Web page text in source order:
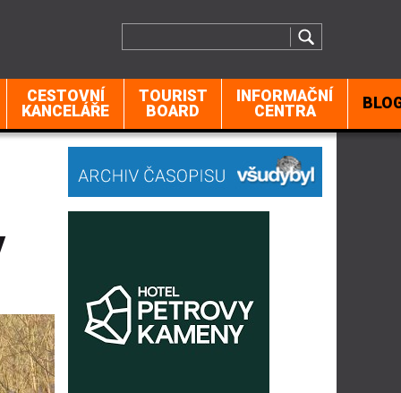
CESTOVNÍ
KANCELÁŘE
TOURIST
BOARD
INFORMAČNÍ
CENTRA